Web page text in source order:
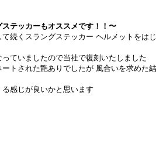
テッカーもオススメです！！〜
続くスラングステッカー ヘルメットをは
ていましたので当社で復刻いたしました
トされた艶ありでしたが 風合いを求めた
感じが良いかと思います